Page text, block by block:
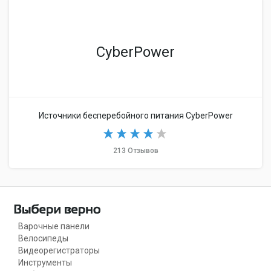
CyberPower
Источники бесперебойного питания CyberPower
213 Отзывов
Варочные панели
Велосипеды
Видеорегистраторы
Инструменты